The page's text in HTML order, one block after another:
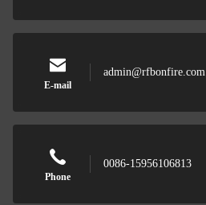
E-mail
admin@rfbonfire.com
Phone
0086-15956106813